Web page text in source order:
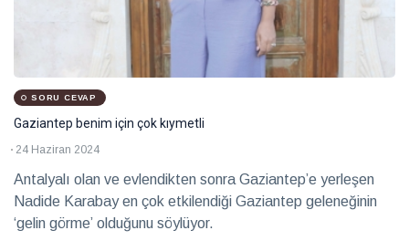
SORU CEVAP
Gaziantep benim için çok kıymetli
24 Haziran 2024
Antalyalı olan ve evlendikten sonra Gaziantep’e yerleşen
Nadide Karabay en çok etkilendiği Gaziantep geleneğinin
‘gelin görme’ olduğunu söylüyor.